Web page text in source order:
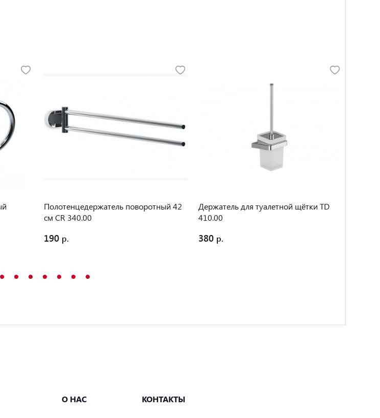
Полотенцедержатель поворотный 42
см CR 340.00
190
Держатель для туалетной щётки TD
410.00
380
О НАС КОНТАКТЫ